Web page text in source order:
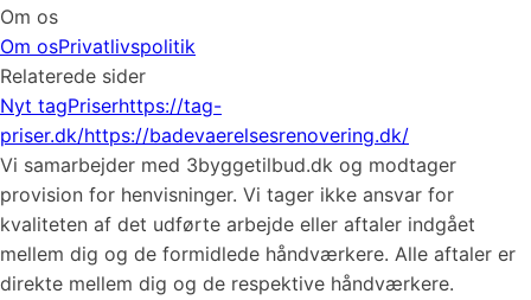
Om os
Om osPrivatlivspolitik
Relaterede sider
Nyt tagPriserhttps://tag-
priser.dk/https://badevaerelsesrenovering.dk/
Vi samarbejder med 3byggetilbud.dk og modtager
provision for henvisninger. Vi tager ikke ansvar for
kvaliteten af det udførte arbejde eller aftaler indgået
mellem dig og de formidlede håndværkere. Alle aftaler er
direkte mellem dig og de respektive håndværkere.